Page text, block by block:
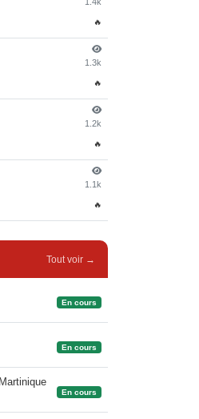
🔥
1.3k
🔥
1.2k
🔥
1.1k
🔥
Tout voir →
En cours
En cours
En cours